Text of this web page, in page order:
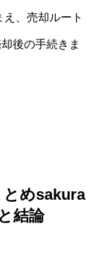
、売却ルート
後の手続きま
とめsakura
結論